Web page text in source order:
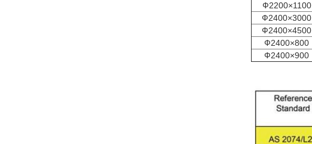
Ф2200×1100
Ф2400×3000
Ф2400×4500
Ф2400×800
Ф2400×900